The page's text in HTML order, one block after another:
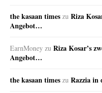
the kasaan times zu Riza
Angebot…
EarnMoney zu Riza Kosar’s
Angebot…
the kasaan times zu Razzia in